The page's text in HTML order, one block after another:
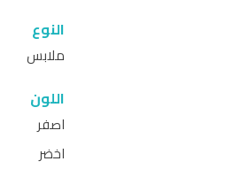
النوع
ملابس
اللون
اصفر
اخضر